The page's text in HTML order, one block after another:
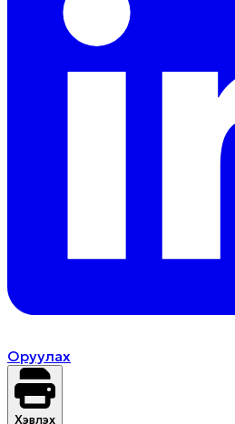
Оруулах
Хэвлэх